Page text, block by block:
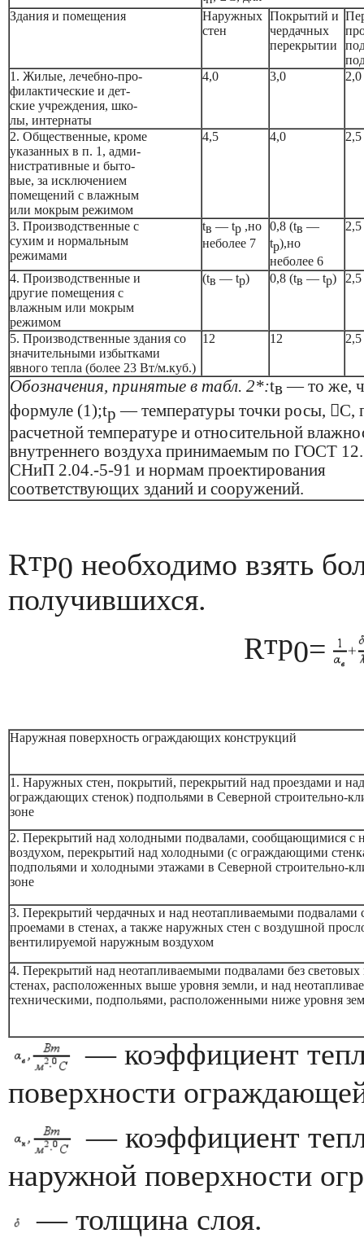
Здания и помещения
Наружных
стен
Покрытий и
чердачных
перекрытии
1. Жилые, лечебно-про-
филактические и дет-
ские учреждения, шко-
лы, интернаты
4,0 3,0 2,0
2. Общественные, кроме
указанных в п. 1, адми-
нистративные и быто-
вые, за исключением
помещений с влажным
или мокрым режимом
4,5 4,0 2,5
3. Производственные с
сухим и нормальным
режимами
tв — tр ,но
неболее 7
0,8 (tв —
tр),но
неболее 6
2,5
4. Производственные и
другие помещения с
влажным или мокрым
режимом
(tв — tр) 0,8 (tв — tр) 2,5
5. Производственные здания со
значительными избытками
явного тепла (более 23 Вт/м.куб.)
12 12 2,5
Обозначения, принятые в табл. 2*:tв— то же,
формуле (1);tр — температуры точки росы, С,
расчетной температуре и относительной
внутреннего воздуха принимаемым по ГОСТ
СНиП 2.04.-5-91 и нормам проектирования
соответствующих зданий и сооружений.
Rтр0 необходимо взять
получившихся.
Rтр0=
Наружная поверхность ограждающих конструкций
1. Наружных стен, покрытий, перекрытий над проездами и
ограждающих стенок) подпольями в Северной строительно-
зоне
2. Перекрытий над холодными подвалами, сообщающимися с
воздухом, перекрытий над холодными (с ограждающими
подпольями и холодными этажами в Северной строительно-
зоне
3. Перекрытий чердачных и над неотапливаемыми подвалами
проемами в стенах, а также наружных стен с воздушной
вентилируемой наружным воздухом
4. Перекрытий над неотапливаемыми подвалами без световых
стенах, расположенных выше уровня земли, и над
техническими, подпольями, расположенными ниже уровня
— коэффициент
поверхности
— коэффициент
наружной поверхности
— толщина слоя.